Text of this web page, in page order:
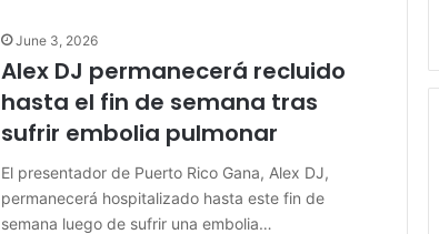
June 3, 2026
Alex DJ permanecerá recluido
hasta el fin de semana tras
sufrir embolia pulmonar
El presentador de Puerto Rico Gana, Alex DJ,
permanecerá hospitalizado hasta este fin de
semana luego de sufrir una embolia…